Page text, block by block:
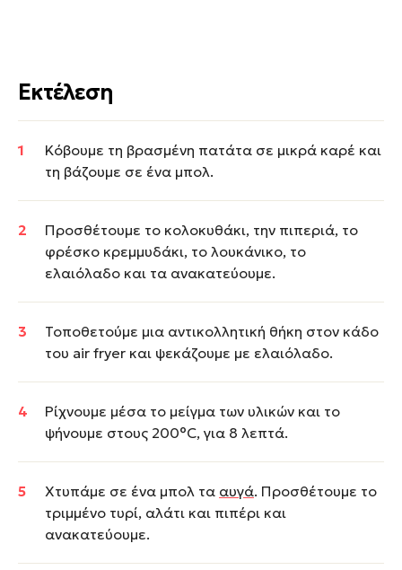
Εκτέλεση
Κόβουμε τη βρασμένη πατάτα σε μικρά καρέ και
τη βάζουμε σε ένα μπολ.
Προσθέτουμε το κολοκυθάκι, την πιπεριά, το
φρέσκο κρεμμυδάκι, το λουκάνικο, το
ελαιόλαδο και τα ανακατεύουμε.
Τοποθετούμε μια αντικολλητική θήκη στον κάδο
του air fryer και ψεκάζουμε με ελαιόλαδο.
Ρίχνουμε μέσα το μείγμα των υλικών και το
ψήνουμε στους 200°C, για 8 λεπτά.
Χτυπάμε σε ένα μπολ τα αυγά. Προσθέτουμε το
τριμμένο τυρί, αλάτι και πιπέρι και
ανακατεύουμε.